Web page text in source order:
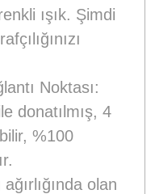
ışık. Şimdi
Noktası:
donatılmış, 4
%100
olan